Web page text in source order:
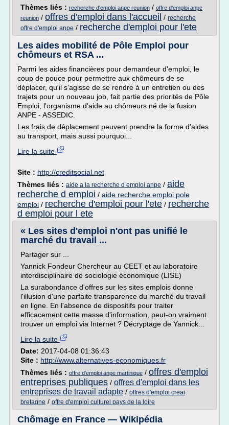
Thèmes liés : recherche d'emploi anpe reunion / offre d'emploi anpe
reunion / offres d'emploi dans l'accueil / recherche
offre d'emploi anpe / recherche d'emploi pour l'ete
Les aides mobilité de Pôle Emploi pour
chômeurs et RSA ...
Parmi les aides financières pour demandeur d'emploi, le
coup de pouce pour permettre aux chômeurs de se
déplacer, qu'il s'agisse de se rendre à un entretien ou des
trajets pour un nouveau job, fait partie des priorités de Pôle
Emploi, l'organisme d'aide au chômeurs né de la fusion
ANPE - ASSEDIC.
Les frais de déplacement peuvent prendre la forme d'aides
au transport, mais aussi pourquoi...
Lire la suite
Site : http://creditsocial.net
Thèmes liés : aide a la recherche d emploi anpe / aide
recherche d emploi / aide recherche emploi pole
emploi / recherche d'emploi pour l'ete / recherche
d emploi pour l ete
« Les sites d'emploi n'ont pas unifié le
marché du travail ...
Partager sur ...
Yannick Fondeur Chercheur au CEET et au laboratoire
interdisciplinaire de sociologie économique (LISE)
La surabondance d'offres sur les sites emplois donne
l'illusion d'une parfaite transparence du marché du travail
en ligne. En l'absence de dispositifs pour traiter
efficacement cette masse d'information, peut-on vraiment
trouver un emploi via Internet ? Décryptage de Yannick...
Lire la suite
Date: 2017-04-08 01:36:43
Site : http://www.alternatives-economiques.fr
Thèmes liés : offre d'emploi anpe martinique / offres d'emploi
entreprises publiques / offres d'emploi dans les
entreprises de travail adapte / offres d'emploi creai
bretagne / offre d'emploi culturel pays de la loire
Chômage en France — Wikipédia